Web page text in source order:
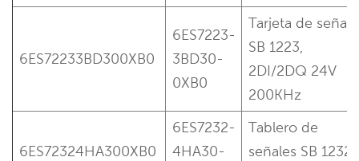
6ES72233BD300XB0
6ES7223-
3BD30-
0XB0
Tarjeta de señal
SB 1223,
2DI/2DQ 24V
200KHz
6ES72324HA300XB0
6ES7232-
4HA30-
Tablero de
señales SB 1232,